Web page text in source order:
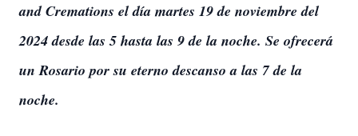
and Cremations el día martes 19 de noviembre del
2024 desde las 5 hasta las 9 de la noche. Se ofrecerá
un Rosario por su eterno descanso a las 7 de la
noche.